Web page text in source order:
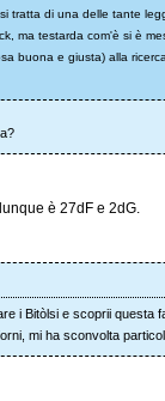
tratta di una delle tante
ma testarda com'è si è
buona e giusta) alla
è 27dF e 2dG.
i Bitòlsi e scoprii questa
mi ha sconvolta